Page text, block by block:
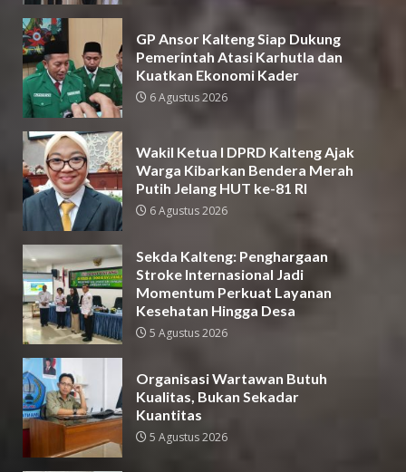
GP Ansor Kalteng Siap Dukung
Pemerintah Atasi Karhutla dan
Kuatkan Ekonomi Kader
6 Agustus 2026
Wakil Ketua I DPRD Kalteng Ajak
Warga Kibarkan Bendera Merah
Putih Jelang HUT ke-81 RI
6 Agustus 2026
Sekda Kalteng: Penghargaan
Stroke Internasional Jadi
Momentum Perkuat Layanan
Kesehatan Hingga Desa
5 Agustus 2026
Organisasi Wartawan Butuh
Kualitas, Bukan Sekadar
Kuantitas
5 Agustus 2026